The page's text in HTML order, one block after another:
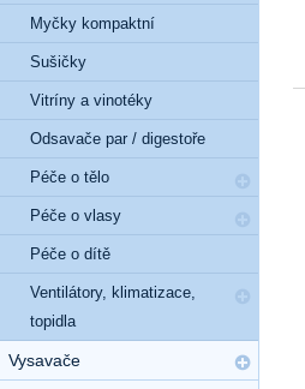
Myčky kompaktní
Sušičky
Vitríny a vinotéky
Odsavače par / digestoře
Péče o tělo
Péče o vlasy
Péče o dítě
Ventilátory, klimatizace,
topidla
Vysavače